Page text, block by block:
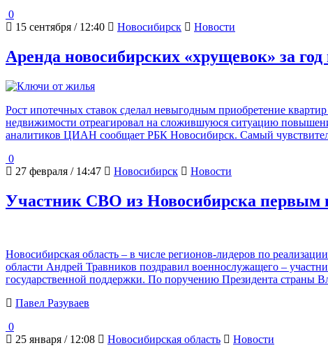
0
15 сентября / 12:40
Новосибирск Новости
Аренда новосибирских «хрущевок» за
Рост ипотечных ставок сделал невыгодным приобретение
недвижимости отреагировал на сложившуюся ситуацию
аналитиков ЦИАН сообщает РБК Новосибирск. Самый
0
27 февраля / 14:47
Новосибирск Новости
Участник СВО из Новосибирска первым
Новосибирская область – в числе регионов-лидеров по
области Андрей Травников поздравил военнослужащего –
государственной поддержки. По поручению Президента
Павел Разуваев
0
25 января / 12:08
Новосибирская область Новости